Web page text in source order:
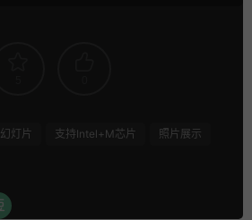
幻灯片 支持Intel+M芯片
照片展示